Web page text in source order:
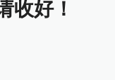
收好！